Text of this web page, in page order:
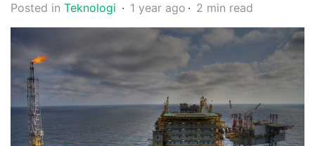
Posted in Teknologi 1 year ago 2 min read